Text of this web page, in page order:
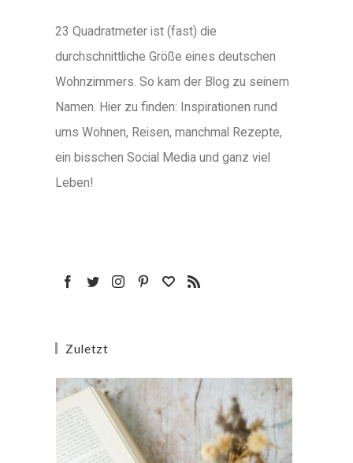
23 Quadratmeter ist (fast) die
durchschnittliche Größe eines deutschen
Wohnzimmers. So kam der Blog zu seinem
Namen. Hier zu finden: Inspirationen rund
ums Wohnen, Reisen, manchmal Rezepte,
ein bisschen Social Media und ganz viel
Leben!
Zuletzt